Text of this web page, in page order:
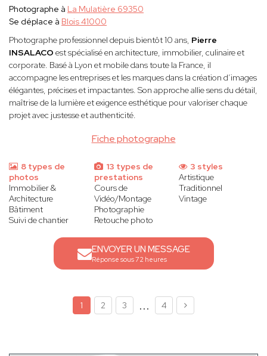
Fiche photographe
Photographe à La Mulatière 69350
Se déplace à Blois 41000
Photographe professionnel depuis bientôt 10 ans, Pierre
INSALACO est spécialisé en architecture, immobilier, culinaire et
corporate. Basé à Lyon et mobile dans toute la France, il
accompagne les entreprises et les marques dans la création d’images
élégantes, précises et impactantes. Son approche allie sens du détail,
maîtrise de la lumière et exigence esthétique pour valoriser chaque
projet avec justesse et authenticité.
8 types de
photos
Immobilier &
Architecture
Bâtiment
Suivi de chantier
13 types de
prestations
Cours de
Vidéo/Montage
Photographie
Retouche photo
3 styles
Artistique
Traditionnel
Vintage
ENVOYER UN MESSAGE
Réponse sous 72 heures
1 2 3 ... 4